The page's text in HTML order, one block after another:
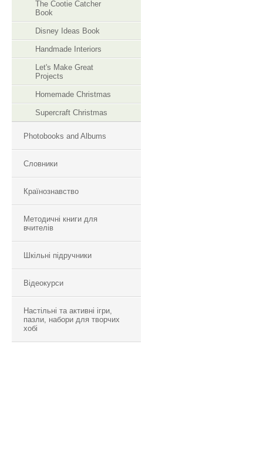
The Cootie Catcher
Book
Disney Ideas Book
Handmade Interiors
Let's Make Great
Projects
Homemade Christmas
Supercraft Christmas
Photobooks and Albums
Словники
Країнознавство
Методичні книги для
вчителів
Шкільні підручники
Відеокурси
Настільні та активні ігри,
пазли, набори для творчих
хобі